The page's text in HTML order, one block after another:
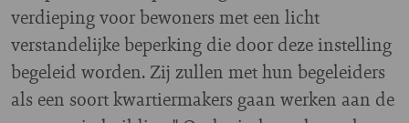
verdieping voor bewoners met een licht
verstandelijke beperking die door deze instelling
begeleid worden. Zij zullen met hun begeleiders
als een soort kwartiermakers gaan werken aan de